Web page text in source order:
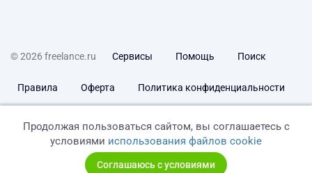
© 2026 freelance.ru Сервисы Помощь Поиск
Правила Оферта Политика конфиденциальности
Продолжая пользоваться сайтом, вы соглашаетесь с
условиями использования файлов cookie
Соглашаюсь с условиями